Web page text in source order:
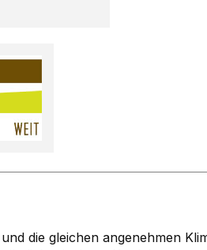
die gleichen angenehmen